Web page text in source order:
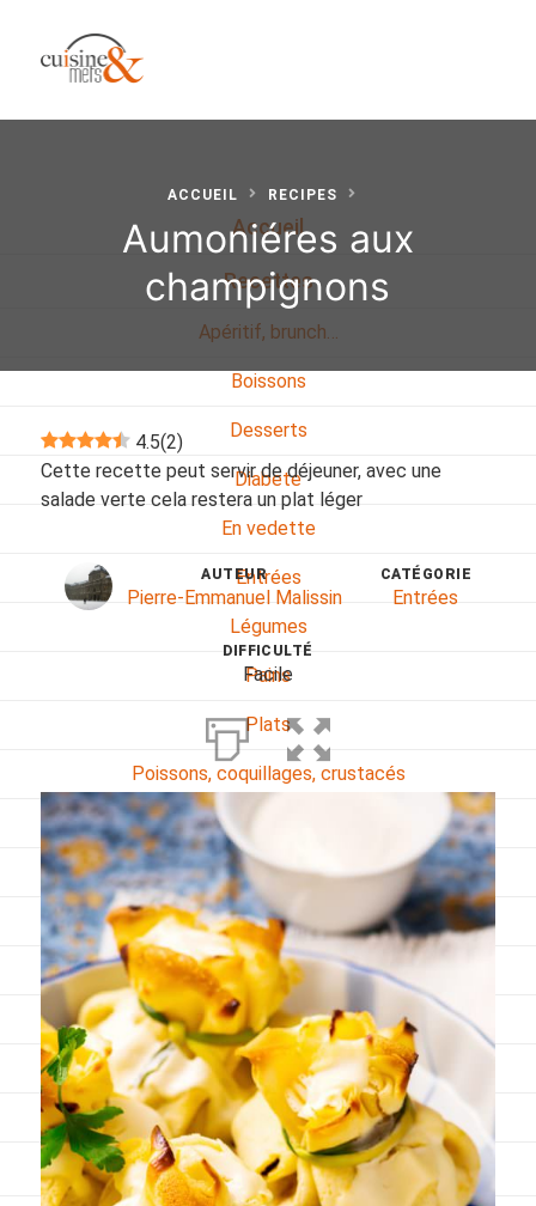
Accueil
Recettes
Apéritif, brunch…
Boissons
Desserts
Diabete
En vedette
Entrées
Légumes
Pains
Plats
Poissons, coquillages, crustacés
Sans gluten
Sans lactose
Sans sel
Sauces et accompagnements
Végétarien
Viandes
Pratique
ACCUEIL RECIPES
Aumoniéres aux
champignons
4.5(2)
Cette recette peut servir de déjeuner, avec une
salade verte cela restera un plat léger
AUTEUR
Pierre-Emmanuel Malissin
CATÉGORIE
Entrées
DIFFICULTÉ
Facile